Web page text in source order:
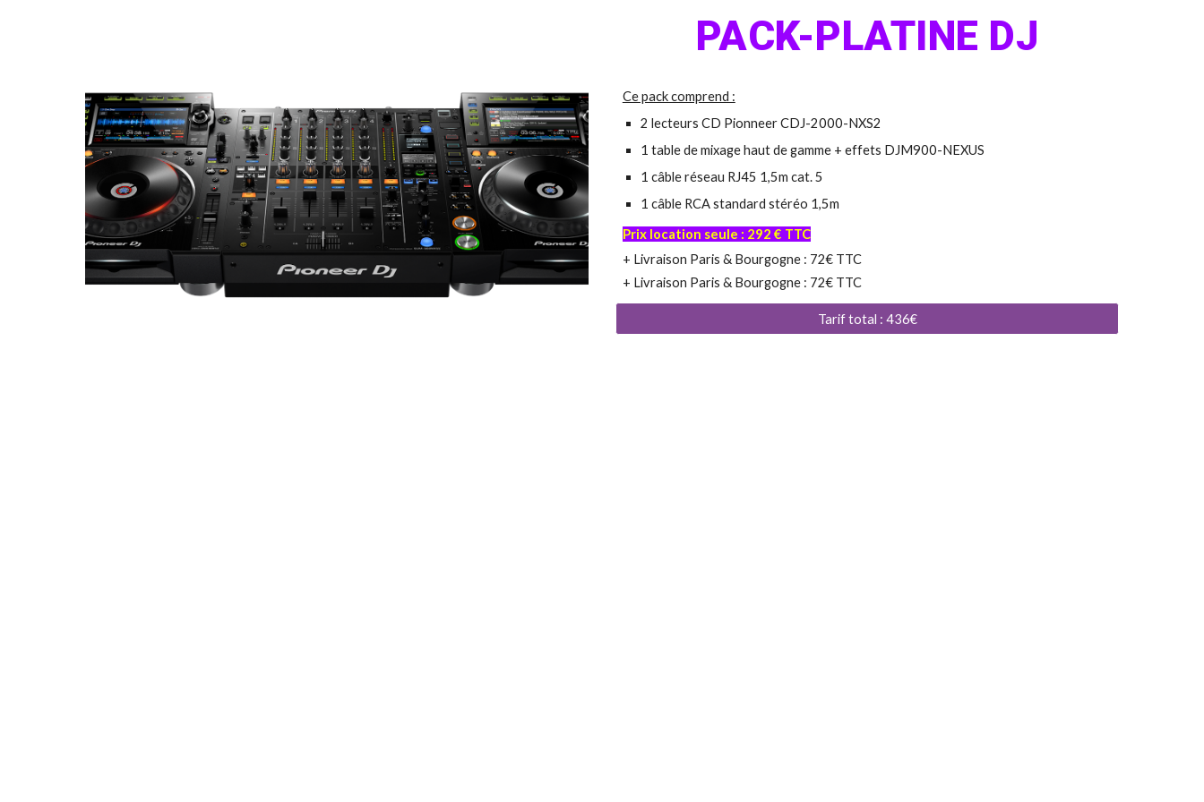
PACK-PLATINE DJ
Ce pack comprend :
2 lecteurs CD PionneerCDJ-2000-NXS2
1 table de mixage haut de gamme + effets DJM900-NEXUS
1 câble réseau RJ45 1,5m cat. 5
1 câble RCA standard stéréo 1,5m
Prix location seule : 292 € TTC
+ Livraison Paris & Bourgogne : 72€ TTC
+ Livraison Paris & Bourgogne : 72€ TTC
Tarif total : 436€